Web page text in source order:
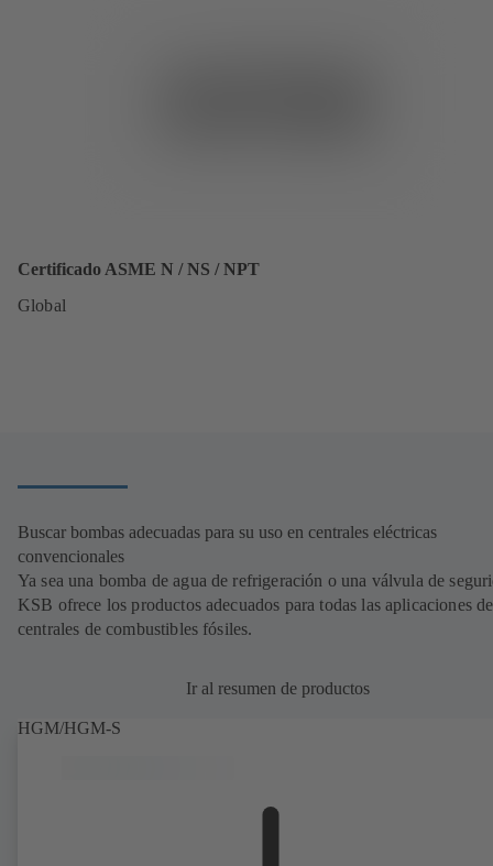
Certificado ASME N / NS / NPT
Global
Buscar bombas adecuadas para su uso en centrales eléctricas
convencionales
Ya sea una bomba de agua de refrigeración o una válvula de
KSB ofrece los productos adecuados para todas las aplicaciones
centrales de combustibles fósiles.
Ir al resumen de productos
HGM/HGM-S